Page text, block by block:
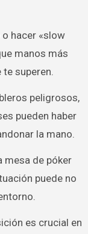
hacer «slow
manos más
superen.
peligrosos,
pueden haber
la mano.
mesa de póker
puede no
es crucial en